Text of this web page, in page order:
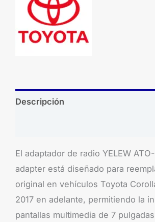
Descripción
El adaptador de radio YELEW
adapter está diseñado para
original en vehículos Toyota
2017 en adelante, permitiendo la
pantallas multimedia de 7